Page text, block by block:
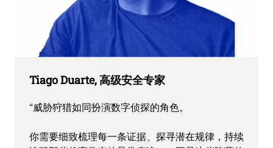
Tiago Duarte, 高级安全专家
“威胁狩猎如同扮演数字侦探的角色。
你需要细致梳理每一条证据、探寻潜在规律，持续